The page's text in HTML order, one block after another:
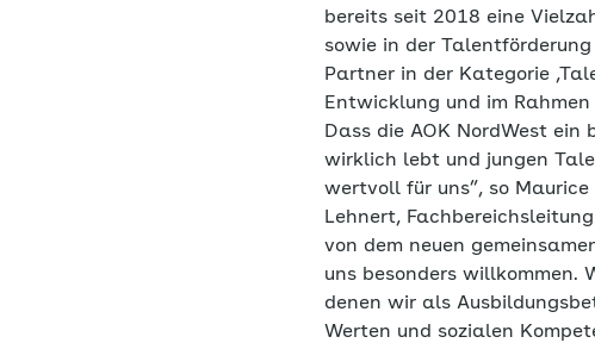
bereits seit 2018 eine
sowie in der Talentförderung
Partner in der Kategorie
Entwicklung und im
Dass die AOK NordWest
wirklich lebt und jungen
wertvoll für uns”, so
Lehnert,
von dem neuen
uns besonders willkommen.
denen wir als
Werten und sozialen